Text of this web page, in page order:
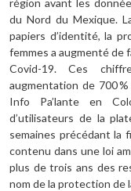
du Nord du Mexique.
papiers d’identité, la
femmes a augmenté de
Covid-19. Ces
augmentation de 700
Info Pa’lante en
d’utilisateurs de la
semaines précédant la
contenu dans une loi
plus de trois ans des
nom de la protection de